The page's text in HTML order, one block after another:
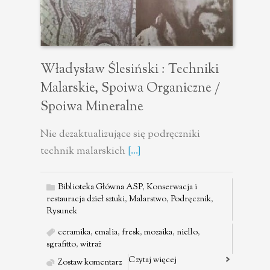
Władysław Ślesiński : Techniki
Malarskie, Spoiwa Organiczne /
Spoiwa Mineralne
Nie dezaktualizujące się podręczniki
technik malarskich [...]
Biblioteka Główna ASP, Konserwacja i
restauracja dzieł sztuki, Malarstwo, Podręcznik,
Rysunek
ceramika, emalia, fresk, mozaika, niello,
sgrafitto, witraż
Zostaw komentarz Czytaj więcej